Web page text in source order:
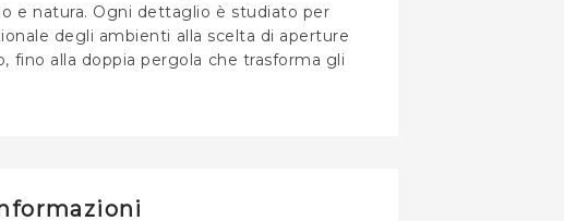
e natura. Ogni dettaglio è studiato per
degli ambienti alla scelta di aperture
fino alla doppia pergola che trasforma gli